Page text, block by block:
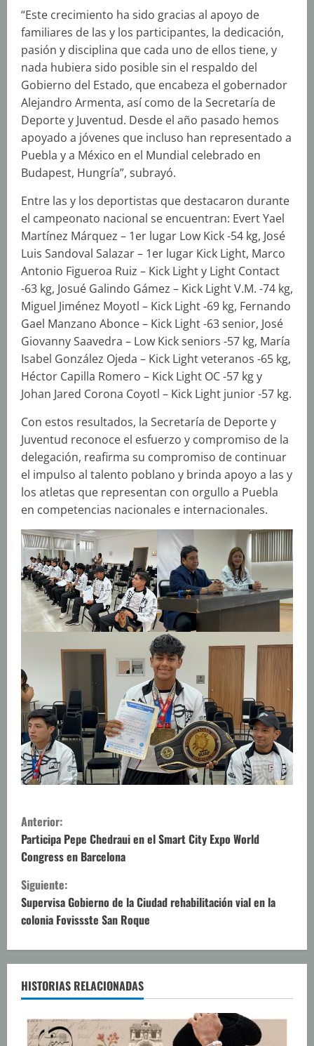
“Este crecimiento ha sido gracias al apoyo de
familiares de las y los participantes, la dedicación,
pasión y disciplina que cada uno de ellos tiene, y
nada hubiera sido posible sin el respaldo del
Gobierno del Estado, que encabeza el gobernador
Alejandro Armenta, así como de la Secretaría de
Deporte y Juventud. Desde el año pasado hemos
apoyado a jóvenes que incluso han representado a
Puebla y a México en el Mundial celebrado en
Budapest, Hungría”, subrayó.
Entre las y los deportistas que destacaron durante
el campeonato nacional se encuentran: Evert Yael
Martínez Márquez – 1er lugar Low Kick -54 kg, José
Luis Sandoval Salazar – 1er lugar Kick Light, Marco
Antonio Figueroa Ruiz – Kick Light y Light Contact
-63 kg, Josué Galindo Gámez – Kick Light V.M. -74 kg,
Miguel Jiménez Moyotl – Kick Light -69 kg, Fernando
Gael Manzano Abonce – Kick Light -63 senior, José
Giovanny Saavedra – Low Kick seniors -57 kg, María
Isabel González Ojeda – Kick Light veteranos -65 kg,
Héctor Capilla Romero – Kick Light OC -57 kg y
Johan Jared Corona Coyotl – Kick Light junior -57 kg.
Con estos resultados, la Secretaría de Deporte y
Juventud reconoce el esfuerzo y compromiso de la
delegación, reafirma su compromiso de continuar
el impulso al talento poblano y brinda apoyo a las y
los atletas que representan con orgullo a Puebla
en competencias nacionales e internacionales.
S
i
g
u
e
l
e
y
Anterior:
Participa Pepe Chedraui en el Smart City Expo World
Congress en Barcelona
Siguiente:
Supervisa Gobierno de la Ciudad rehabilitación vial en la
colonia Fovissste San Roque
HISTORIAS RELACIONADAS